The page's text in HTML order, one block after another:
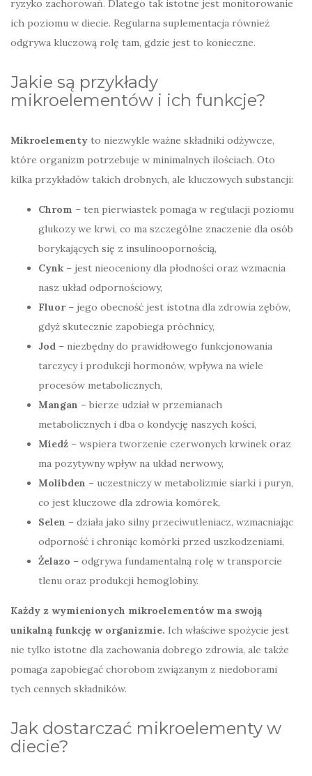
ryzyko zachorowań. Dlatego tak istotne jest monitorowanie
ich poziomu w diecie. Regularna suplementacja również
odgrywa kluczową rolę tam, gdzie jest to konieczne.
Jakie są przykłady
mikroelementów i ich funkcje?
Mikroelementy to niezwykle ważne składniki odżywcze,
które organizm potrzebuje w minimalnych ilościach. Oto
kilka przykładów takich drobnych, ale kluczowych substancji:
Chrom – ten pierwiastek pomaga w regulacji poziomu
glukozy we krwi, co ma szczególne znaczenie dla osób
borykających się z insulinoopornością,
Cynk – jest nieoceniony dla płodności oraz wzmacnia
nasz układ odpornościowy,
Fluor– jego obecność jest istotna dla zdrowia zębów,
gdyż skutecznie zapobiega próchnicy,
Jod – niezbędny do prawidłowego funkcjonowania
tarczycy i produkcji hormonów, wpływa na wiele
procesów metabolicznych,
Mangan – bierze udział w przemianach
metabolicznych i dba o kondycję naszych kości,
Miedź – wspiera tworzenie czerwonych krwinek oraz
ma pozytywny wpływ na układ nerwowy,
Molibden – uczestniczy w metabolizmie siarki i puryn,
co jest kluczowe dla zdrowia komórek,
Selen – działa jako silny przeciwutleniacz, wzmacniając
odporność i chroniąc komórki przed uszkodzeniami,
Żelazo – odgrywa fundamentalną rolę w transporcie
tlenu oraz produkcji hemoglobiny.
Każdy z wymienionych mikroelementów ma swoją
unikalną funkcję w organizmie. Ich właściwe spożycie jest
nie tylko istotne dla zachowania dobrego zdrowia, ale także
pomaga zapobiegać chorobom związanym z niedoborami
tych cennych składników.
Jak dostarczać mikroelementy w
diecie?